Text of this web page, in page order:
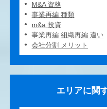
M&A 資格
事業再編 種類
m&a 投資
事業再編 組織再編 違い
会社分割 メリット
エリアに関